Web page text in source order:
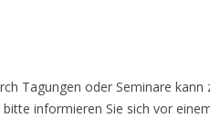
Tagungen oder Seminare kann
informieren Sie sich vor